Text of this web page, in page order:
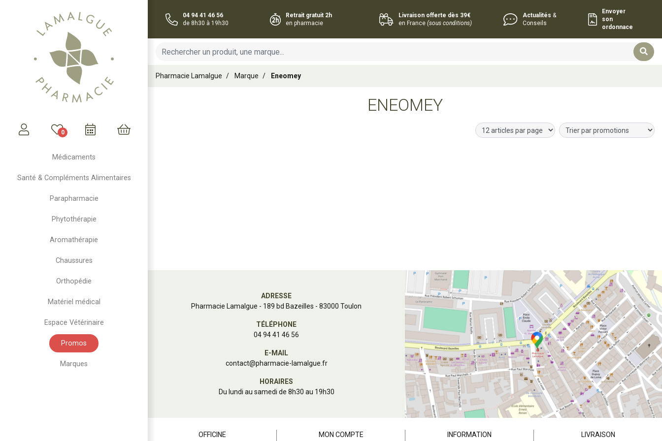
0
Médicaments
Santé & Compléments Alimentaires
Parapharmacie
Phytothérapie
Aromathérapie
Chaussures
Orthopédie
Matériel médical
Espace Vétérinaire
Promos
Marques
04 94 41 46 56
de 8h30 à 19h30
Retrait gratuit 2h
en pharmacie
Livraison offerte dès 39€
en France(sous conditions)
Actualités &
Conseils
Envoyer
son
ordonnace
Pharmacie Lamalgue Marque Eneomey
ENEOMEY
ADRESSE
Pharmacie Lamalgue - 189 bd Bazeilles - 83000 Toulon
TÉLÉPHONE
04 94 41 46 56
E-MAIL
contact@pharmacie-lamalgue.fr
HORAIRES
Du lundi au samedi de 8h30 au 19h30
OFFICINE MON COMPTE INFORMATION LIVRAISON